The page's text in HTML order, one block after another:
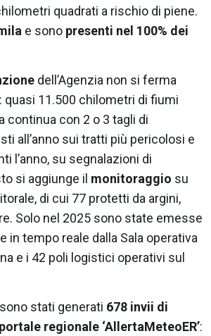
quadrati a rischio di piene.
e sono presenti nel 100% dei
dell’Agenzia non si ferma
quasi 11.500 chilometri di fiumi
continua con 2 o 3 tagli di
all’anno sui tratti più pericolosi e
l’anno, su segnalazioni di
si aggiunge il monitoraggio su
di cui 77 protetti da argini,
Solo nel 2025 sono state emesse
in tempo reale dalla Sala operativa
e i 42 poli logistici operativi sul
stati generati 678 invii di
regionale ‘AllertaMeteoER’: